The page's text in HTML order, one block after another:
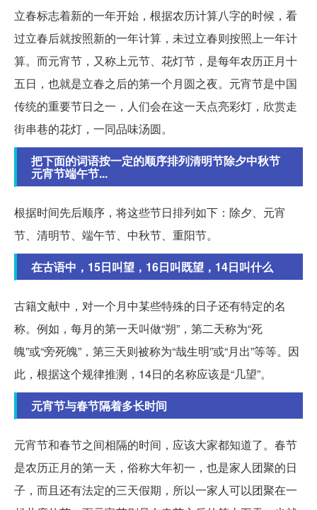
立春标志着新的一年开始，根据农历计算八字的时候，看
过立春后就按照新的一年计算，未过立春则按照上一年计
算。而元宵节，又称上元节、花灯节，是每年农历正月十
五日，也就是立春之后的第一个月圆之夜。元宵节是中国
传统的重要节日之一，人们会在这一天点亮彩灯，欣赏走
街串巷的花灯，一同品味汤圆。
把下面的词语按一定的顺序排列清明节除夕中秋节
元宵节端午节...
根据时间先后顺序，将这些节日排列如下：除夕、元宵
节、清明节、端午节、中秋节、重阳节。
在古语中，15日叫望，16日叫既望，14日叫什么
古籍文献中，对一个月中某些特殊的日子还有特定的名
称。例如，每月的第一天叫做“朔”，第二天称为“死
魄”或“旁死魄”，第三天则被称为“哉生明”或“月出”等等。因
此，根据这个规律推测，14日的名称应该是“几望”。
元宵节与春节隔着多长时间
元宵节和春节之间相隔的时间，应该大家都知道了。春节
是农历正月的第一天，俗称大年初一，也是家人团聚的日
子，而且还有法定的三天假期，所以一家人可以团聚在一